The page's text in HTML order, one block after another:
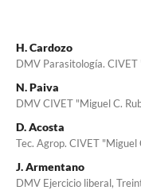
H. Cardozo
DMV Parasitología. CIVET
N. Paiva
DMV CIVET "Miguel C.
D. Acosta
Tec. Agrop. CIVET "Miguel
J. Armentano
DMV Ejercicio liberal,